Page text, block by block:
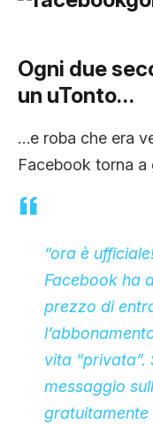
TRUFFE E
CLIMA ED
CONTATTI
CHI SIAMO
Ogni due
un uTonto…
…e roba che era
Facebook torna a
“ora è
Facebook ha
prezzo di
vita “privata”.
messaggio
gratuitamente